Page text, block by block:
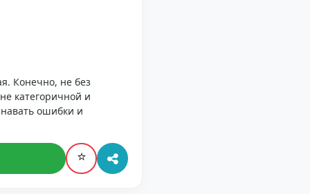
Конечно, не без
категоричной и
ошибки и
⭐